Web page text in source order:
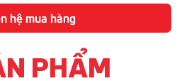
hệ mua hàng
PHẨM